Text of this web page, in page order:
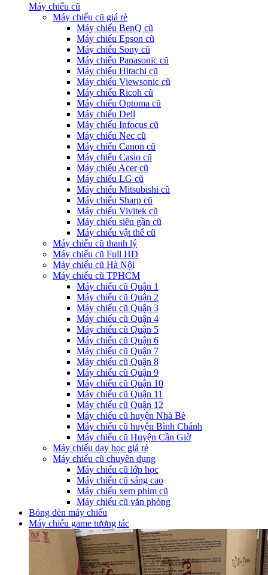
Máy chiếu cũ
Máy chiếu cũ giá rẻ
Máy chiếu BenQ cũ
Máy chiếu Epson cũ
Máy chiếu Sony cũ
Máy chiếu Panasonic cũ
Máy chiếu Hitachi cũ
Máy chiếu Viewsonic cũ
Máy chiếu Ricoh cũ
Máy chiếu Optoma cũ
Máy chiếu Dell
Máy chiếu Infocus cũ
Máy chiếu Nec cũ
Máy chiếu Canon cũ
Máy chiếu Casio cũ
Máy chiếu Acer cũ
Máy chiếu LG cũ
Máy chiếu Mitsubishi cũ
Máy chiếu Sharp cũ
Máy chiếu Vivitek cũ
Máy chiếu siêu gần cũ
Máy chiếu vật thể cũ
Máy chiếu cũ thanh lý
Máy chiếu cũ Full HD
Máy chiếu cũ Hà Nội
Máy chiếu cũ TPHCM
Máy chiếu cũ Quận 1
Máy chiếu cũ Quận 2
Máy chiếu cũ Quận 3
Máy chiếu cũ Quận 4
Máy chiếu cũ Quận 5
Máy chiếu cũ Quận 6
Máy chiếu cũ Quận 7
Máy chiếu cũ Quận 8
Máy chiếu cũ Quận 9
Máy chiếu cũ Quận 10
Máy chiếu cũ Quận 11
Máy chiếu cũ Quận 12
Máy chiếu cũ huyện Nhà Bè
Máy chiếu cũ huyện Bình Chánh
Máy chiếu cũ Huyện Cần Giờ
Máy chiếu dạy học giá rẻ
Máy chiếu cũ chuyên dụng
Máy chiếu cũ lớp học
Máy chiếu cũ sáng cao
Máy chiếu xem phim cũ
Máy chiếu cũ văn phòng
Bóng đèn máy chiếu
Máy chiếu game tương tác